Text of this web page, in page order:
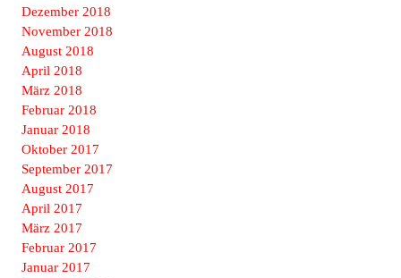
Dezember 2018
November 2018
August 2018
April 2018
März 2018
Februar 2018
Januar 2018
Oktober 2017
September 2017
August 2017
April 2017
März 2017
Februar 2017
Januar 2017